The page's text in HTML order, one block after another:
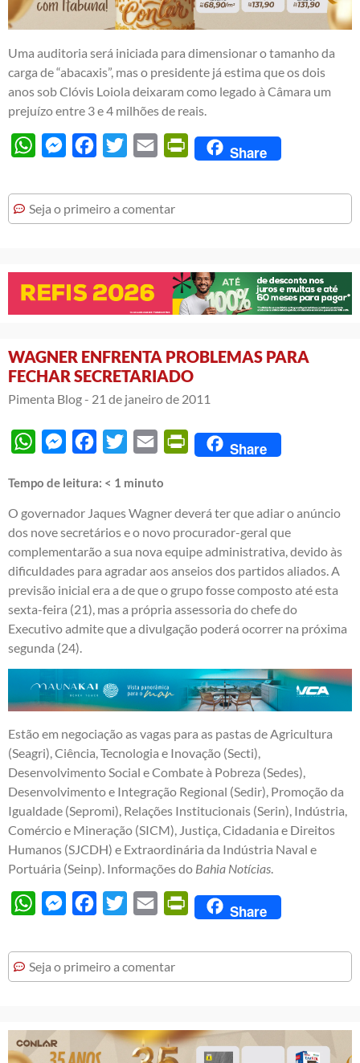
Uma auditoria será iniciada para dimensionar o tamanho da
carga de “abacaxis”, mas o presidente já estima que os dois
anos sob Clóvis Loiola deixaram como legado à Câmara um
prejuízo entre 3 e 4 milhões de reais.
WhatsAppMessengerFacebook
Twitter Email PrintFriendly
Share
Seja o primeiro a comentar
WAGNER ENFRENTA PROBLEMAS PARA
FECHAR SECRETARIADO
Pimenta Blog - 21 de janeiro de 2011
WhatsAppMessengerFacebook
Twitter Email PrintFriendly
Share
Tempo de leitura: < 1 minuto
O governador Jaques Wagner deverá ter que adiar o anúncio
dos nove secretários e o novo procurador-geral que
complementarão a sua nova equipe administrativa, devido às
dificuldades para agradar aos anseios dos partidos aliados. A
previsão inicial era a de que o grupo fosse composto até esta
sexta-feira (21), mas a própria assessoria do chefe do
Executivo admite que a divulgação poderá ocorrer na próxima
segunda (24).
Estão em negociação as vagas para as pastas de Agricultura
(Seagri), Ciência, Tecnologia e Inovação (Secti),
Desenvolvimento Social e Combate à Pobreza (Sedes),
Desenvolvimento e Integração Regional (Sedir), Promoção da
Igualdade (Sepromi), Relações Institucionais (Serin), Indústria,
Comércio e Mineração (SICM), Justiça, Cidadania e Direitos
Humanos (SJCDH) e Extraordinária da Indústria Naval e
Portuária (Seinp). Informações do Bahia Notícias.
WhatsAppMessengerFacebook
Twitter Email PrintFriendly
Share
Seja o primeiro a comentar